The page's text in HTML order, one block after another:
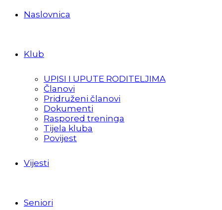
Naslovnica
Klub
UPISI I UPUTE RODITELJIMA
Članovi
Pridruženi članovi
Dokumenti
Raspored treninga
Tijela kluba
Povijest
Vijesti
Seniori